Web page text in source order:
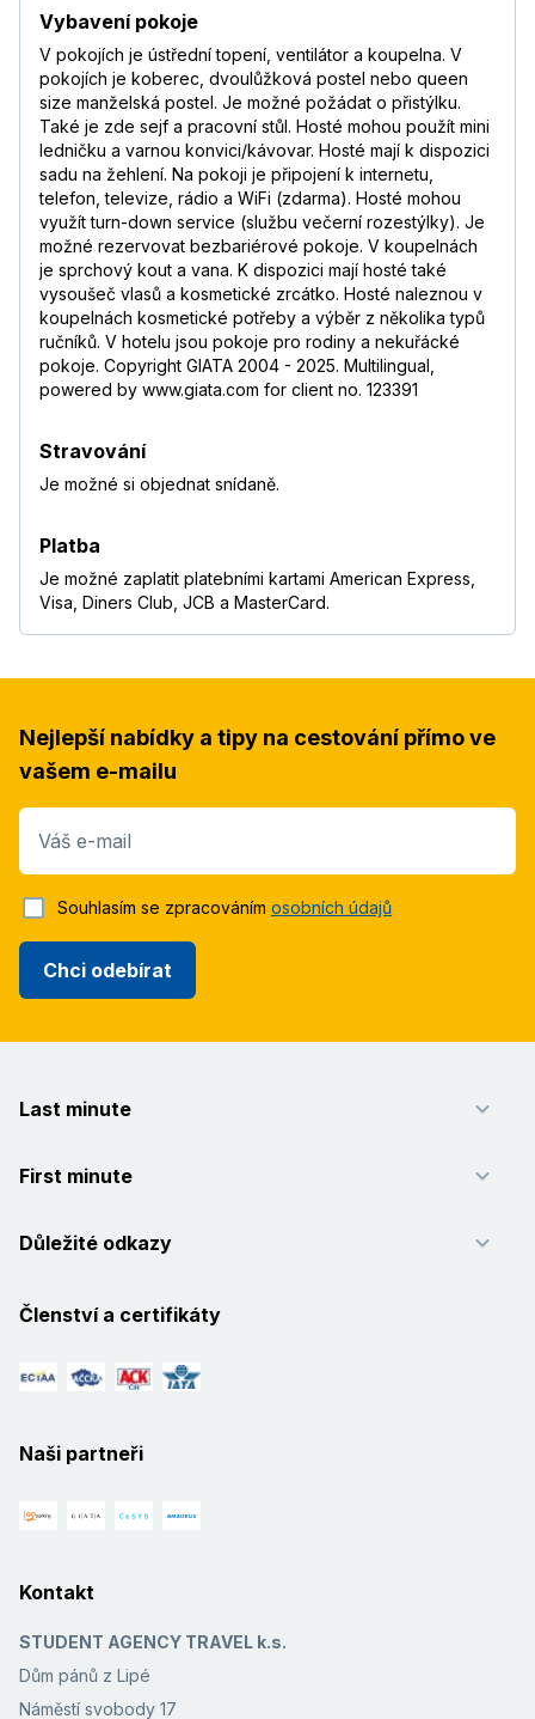
Vybavení pokoje
V pokojích je ústřední topení, ventilátor a koupelna. V
pokojích je koberec, dvoulůžková postel nebo queen
size manželská postel. Je možné požádat o přistýlku.
Také je zde sejf a pracovní stůl. Hosté mohou použít mini
ledničku a varnou konvici/kávovar. Hosté mají k dispozici
sadu na žehlení. Na pokoji je připojení k internetu,
telefon, televize, rádio a WiFi (zdarma). Hosté mohou
využít turn-down service (službu večerní rozestýlky). Je
možné rezervovat bezbariérové pokoje. V koupelnách
je sprchový kout a vana. K dispozici mají hosté také
vysoušeč vlasů a kosmetické zrcátko. Hosté naleznou v
koupelnách kosmetické potřeby a výběr z několika typů
ručníků. V hotelu jsou pokoje pro rodiny a nekuřácké
pokoje. Copyright GIATA 2004 - 2025. Multilingual,
powered by www.giata.com for client no. 123391
Stravování
Je možné si objednat snídaně.
Platba
Je možné zaplatit platebními kartami American Express,
Visa, Diners Club, JCB a MasterCard.
Nejlepší nabídky a tipy na cestování přímo ve
vašem e-mailu
Váš e-mail
Chci odebírat
Souhlasím se zpracováním osobních údajů
Last minute
First minute
Důležité odkazy
Členství a certifikáty
Naši partneři
Kontakt
STUDENT AGENCY TRAVEL k.s.
Dům pánů z Lipé
Náměstí svobody 17